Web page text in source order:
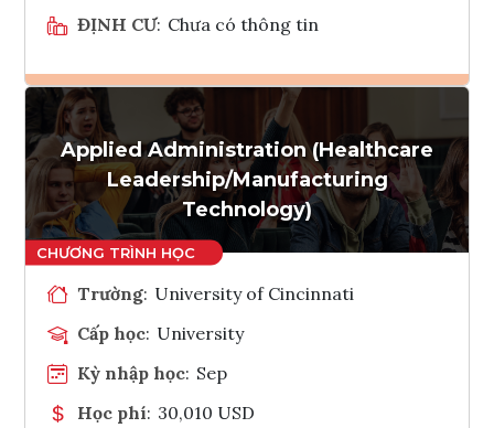
ĐỊNH CƯ: Chưa có thông tin
Ghi danh
Tham vấn Interlink
Applied Administration (Healthcare
Leadership/Manufacturing
Technology)
Trường: University of Cincinnati
Cấp học: University
Kỳ nhập học: Sep
Học phí: 30,010 USD